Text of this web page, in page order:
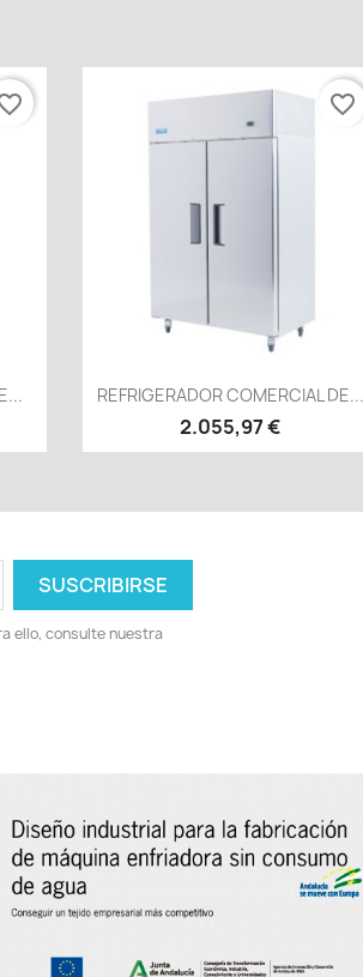
Vista rápida
REFRIGERADOR COMERCIAL DE...
2.055,97 €
favorite_border
ello, consulte nuestra